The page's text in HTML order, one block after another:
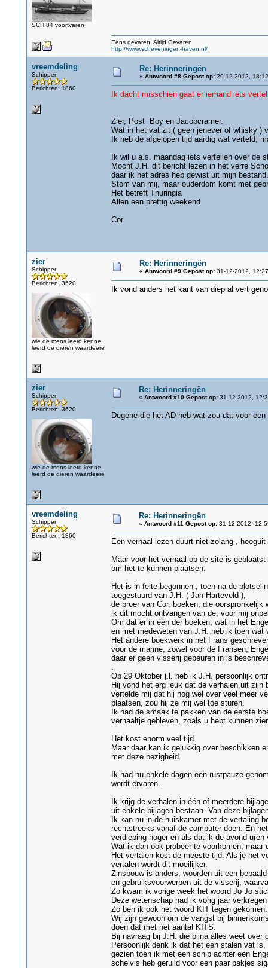
SCH 84 voortvaren
Eens gevaren Altijd Gevaren
http://www.scheveningen-haven.nl/
vreemdeling
Schipper
Berichten: 1860
Re: Herinneringën
« Antwoord #8 Gepost op:29-12-2012,
Ik dacht misschien gaat er iemand iets
Zier, Post Boy en Jacobcramer.
Wat in het vat zit ( geen jenever of whisky )
Ik heb de afgelopen tijd aardig wat verteld,
Ik wil u a.s. maandag iets vertellen over de
Mocht J.H. dit bericht lezen in het verre
daar ik het adres heb gewist uit mijn bestand.
Stom van mij, maar ouderdom komt met
Het betreft Thuringia
Allen een prettig weekend
Cor
zier
Schipper
Berichten: 3620
wie de mens leerd kenne,
leerd de dieren waardeere
Re: Herinneringën
« Antwoord #9 Gepost op:31-12-2012,
Ik vond anders het kant van diep al vert
zier
Schipper
Berichten: 3620
wie de mens leerd kenne,
leerd de dieren waardeere
Re: Herinneringën
« Antwoord #10 Gepost op:31-12-2012,
Degene die het AD heb wat zou dat voor
vreemdeling
Schipper
Berichten: 1860
Re: Herinneringën
« Antwoord #11 Gepost op:31-12-2012,
Een verhaal lezen duurt niet zolang ,
Maar voor het verhaal op de site is
om het te kunnen plaatsen.
Het is in feite begonnen , toen na de
toegestuurd van J.H. ( Jan Harteveld ),
de broer van Cor, boeken, die
ik dit mocht ontvangen van de, voor mij
Om dat er in één der boeken, wat in het
en met medeweten van J.H. heb ik toen
Het andere boekwerk in het Frans
voor de marine, zowel voor de Fransen,
daar er geen visserij gebeuren in is
.
Op 29 Oktober j.l. heb ik J.H. persoonlijk
Hij vond het erg leuk dat de verhalen uit zijn
vertelde mij dat hij nog wel over veel meer
plaatsen, zou hij ze mij wel toe sturen.
Ik had de smaak te pakken van de eerste
verhaaltje gebleven, zoals u hebt kunnen
Het kost enorm veel tijd.
Maar daar kan ik gelukkig over beschikken
met deze bezigheid.
Ik had nu enkele dagen een rustpauze
wordt ervaren.
Ik krijg de verhalen in één of meerdere
uit enkele bijlagen bestaan. Van deze
Ik kan nu in de huiskamer met de vertaling
rechtstreeks vanaf de computer doen. En
verdieping hoger en als dat ik de avond
Wat ik dan ook probeer te voorkomen, maar
Het vertalen kost de meeste tijd. Als je het
vertalen wordt dit moeilijker.
Zinsbouw is anders, woorden uit een
en gebruiksvoorwerpen uit de visserij,
Zo kwam ik vorige week het woord Jo Jo
Deze wetenschap had ik vorig jaar
Zo ben ik ook het woord KIT tegen gekomen.
Wij zijn gewoon om de vangst bij
doen dat met het aantal KITS.
Bij navraag bij J.H. die bijna alles weet
Persoonlijk denk ik dat het een stalen vat
gezien toen ik met een schip achter een
schelvis heb geruild voor een paar pakjes